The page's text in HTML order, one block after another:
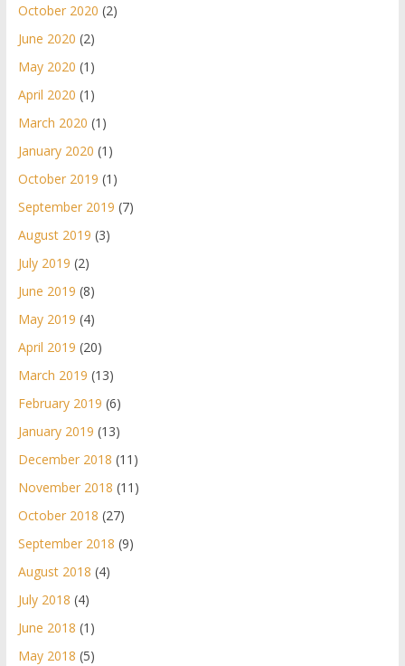
October 2020 (2)
June 2020 (2)
May 2020 (1)
April 2020 (1)
March 2020 (1)
January 2020 (1)
October 2019 (1)
September 2019 (7)
August 2019 (3)
July 2019 (2)
June 2019 (8)
May 2019 (4)
April 2019 (20)
March 2019 (13)
February 2019 (6)
January 2019 (13)
December 2018 (11)
November 2018 (11)
October 2018 (27)
September 2018 (9)
August 2018 (4)
July 2018 (4)
June 2018 (1)
May 2018 (5)